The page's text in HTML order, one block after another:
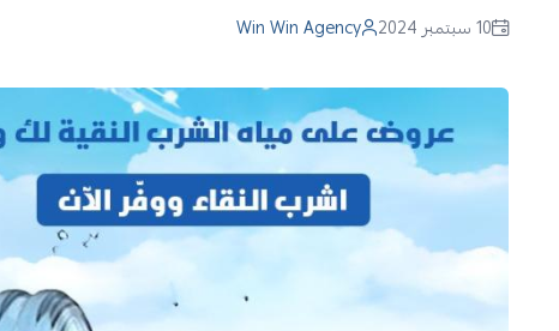
10 سبتمبر 2024 Win Win Agency